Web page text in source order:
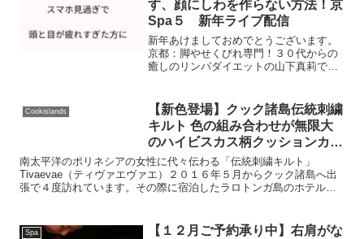
す、顔にしわを作らない方法！京
Spa５ 新年ライブ配信
新年あけましておめでとうございます。
京都：脚やせくびれ専門！３０代からの
癒しのリンパダイエットの山下真莉で
ますので、今年もどうぞよろしくお願い
いたします。毎年より、家に...
Cookislands
【新色登場】クック諸島伝統刺繍
キルト 色の組み合わせが無限大
のハイビスカス柄クッションカバ
ー
南太平洋のポリネシアの女性に代々伝わる「伝統刺繍キルト」
Tivaevae（ティヴァエヴァエ）２０１６年５月からクック諸島へ出
張で４度訪れています。その際に宿泊したラロトンガ島のホテルの
Spa
【１２月ご予約承り中】右肩がな